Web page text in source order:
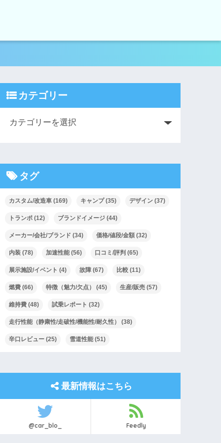
カテゴリー
タグ
カスタム/改造車 (169) キャンプ(35) デザイン (37)
トランポ (12) ブランドイメージ (44)
メーカー/会社/ブランド (34) 価格/値段/金額 (32)
内装 (78) 加速性能 (56) 口コミ/評判 (65)
展示施設/イベント (4) 故障 (67) 比較 (11)
燃費 (66) 特徴（魅力/欠点） (45) 生産/販売 (57)
維持費 (48) 試乗レポート (32)
走行性能（静粛性/走破性/機能性/耐久性） (38)
辛口レビュー (25) 雪道性能 (51)
最新情報はこちら
@car_blo_ Feedly